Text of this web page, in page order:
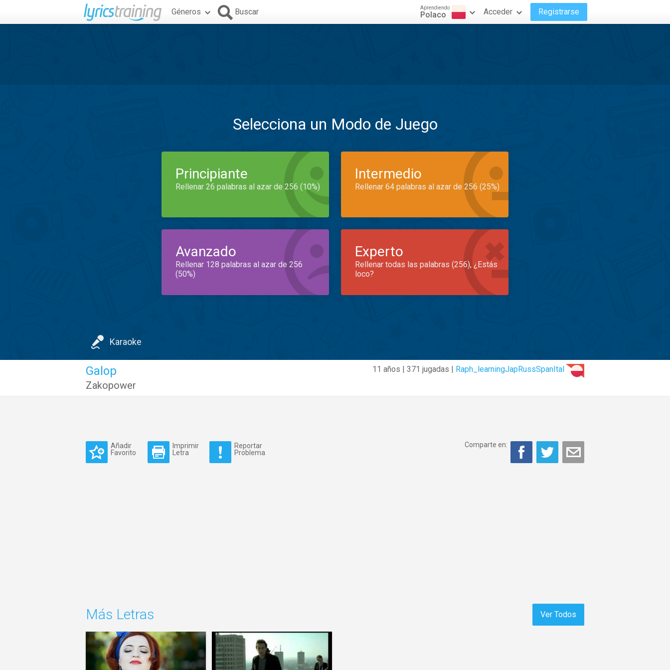
Géneros Buscar Aprendiendo
Polaco Acceder Registrarse
Selecciona un Modo de Juego
Principiante
Rellenar 26 palabras al azar de 256 (10%)
Intermedio
Rellenar 64 palabras al azar de 256 (25%)
Avanzado
Rellenar 128 palabras al azar de 256
(50%)
Experto
Rellenar todas las palabras (256), ¿Estás
loco?
Karaoke
11 años | 371 jugadas | Raph_learningJapRussSpanItal
Galop
Zakopower
Añadir
Favorito
Imprimir
Letra
Reportar
Problema
Comparte en:
Ver Todos
Más Letras